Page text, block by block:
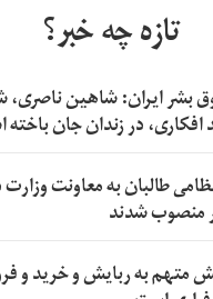
تازه چه خبر؟
بشر ایران: شاهین ناصری،
در زندان جان
طالبان به معاونت
منصوب شدند
متهم به ربایش و خرید و